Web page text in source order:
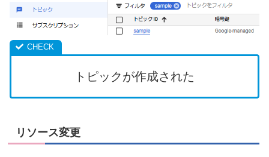
トピックが作成された
リソース変更